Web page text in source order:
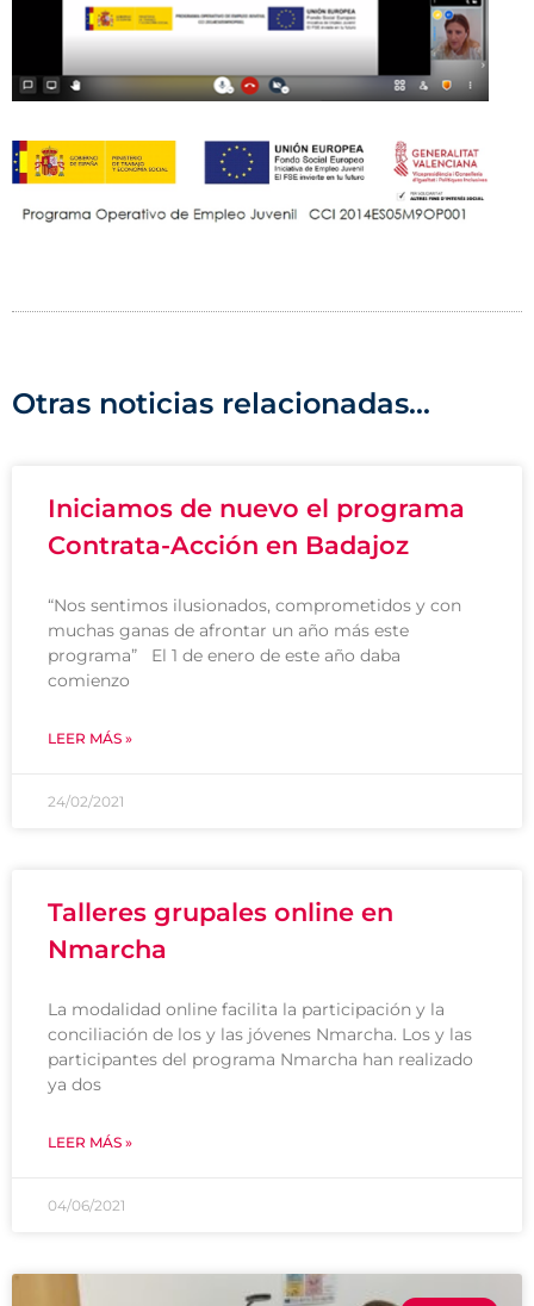
Otras noticias relacionadas...
Iniciamos de nuevo el programa
Contrata-Acción en Badajoz
“Nos sentimos ilusionados, comprometidos y con
muchas ganas de afrontar un año más este
programa” El 1 de enero de este año daba
comienzo
LEER MÁS »
24/02/2021
Talleres grupales online en
Nmarcha
La modalidad online facilita la participación y la
conciliación de los y las jóvenes Nmarcha. Los y las
participantes del programa Nmarcha han realizado
ya dos
LEER MÁS »
04/06/2021